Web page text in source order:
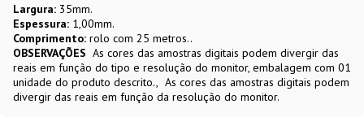
Largura: 35mm.
Espessura: 1,00mm.
Comprimento: rolo com 25 metros..
OBSERVAÇÕES As cores das amostras digitais podem divergir das
reais em função do tipo e resolução do monitor, embalagem com 01
unidade do produto descrito.
As cores das amostras digitais podem
divergir das reais em função da resolução do monitor.